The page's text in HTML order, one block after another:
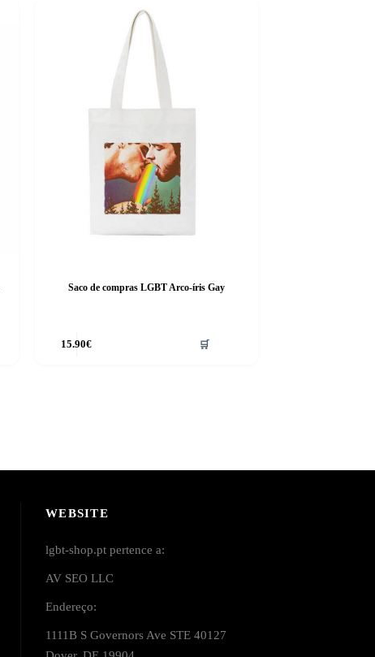
Saco de compras LGBT Arco-íris Gay
15.90€ 🛒
WEBSITE
lgbt-shop.pt pertence a:
AV SEO LLC
Endereço:
1111B S Governors Ave STE 40127